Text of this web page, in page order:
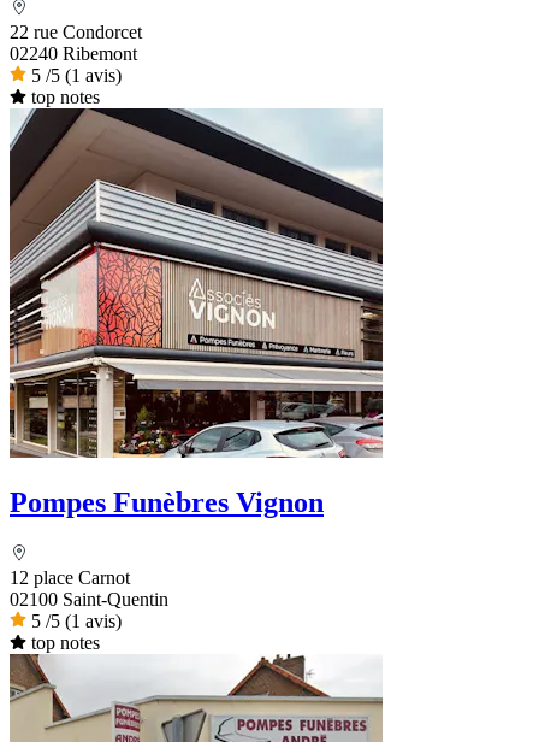
22 rue Condorcet
02240 Ribemont
5 /5 (1 avis)
top notes
Pompes Funèbres Vignon
12 place Carnot
02100 Saint-Quentin
5 /5 (1 avis)
top notes